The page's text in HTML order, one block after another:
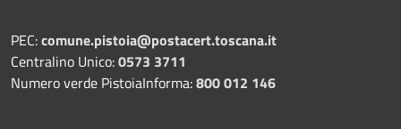
PEC:comune.pistoia@postacert.toscana.it
Centralino Unico:0573 3711
Numero verde PistoiaInforma:800 012 146